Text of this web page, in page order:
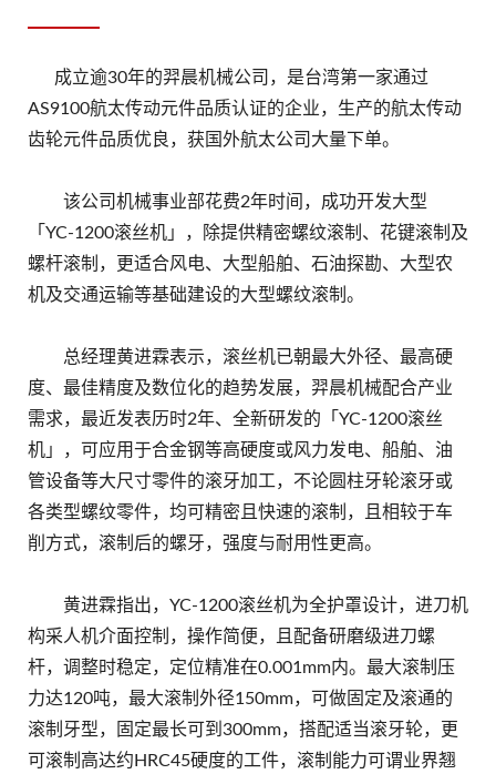
成立逾30年的羿晨机械公司，是台湾第一家通过
AS9100航太传动元件品质认证的企业，生产的航太传动
齿轮元件品质优良，获国外航太公司大量下单。
该公司机械事业部花费2年时间，成功开发大型
「YC-1200滚丝机」，除提供精密螺纹滚制、花键滚制及
螺杆滚制，更适合风电、大型船舶、石油探勘、大型农
机及交通运输等基础建设的大型螺纹滚制。
总经理黄进霖表示，滚丝机已朝最大外径、最高硬
度、最佳精度及数位化的趋势发展，羿晨机械配合产业
需求，最近发表历时2年、全新研发的「YC-1200滚丝
机」，可应用于合金钢等高硬度或风力发电、船舶、油
管设备等大尺寸零件的滚牙加工，不论圆柱牙轮滚牙或
各类型螺纹零件，均可精密且快速的滚制，且相较于车
削方式，滚制后的螺牙，强度与耐用性更高。
黄进霖指出，YC-1200滚丝机为全护罩设计，进刀机
构采人机介面控制，操作简便，且配备研磨级进刀螺
杆，调整时稳定，定位精准在0.001mm内。最大滚制压
力达120吨，最大滚制外径150mm，可做固定及滚通的
滚制牙型，固定最长可到300mm，搭配适当滚牙轮，更
可滚制高达约HRC45硬度的工件，滚制能力可谓业界翘